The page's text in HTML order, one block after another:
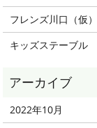
フレンズ川口（仮）
キッズステーブル
2022年10月